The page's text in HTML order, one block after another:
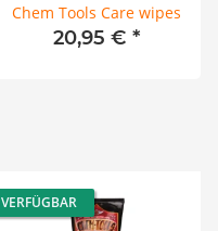
Chem Tools Care wipes
20,95 € *
VERFÜGBAR